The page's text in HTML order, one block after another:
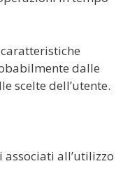
dalle
scelte dell’utente.
all’utilizzo